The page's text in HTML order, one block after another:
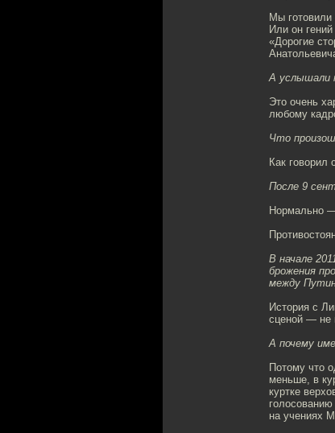
Мы
Или он
«Дорогие
А услышали
Это очень
любому
Что
Как говорил
После 9
Нормально
В начале
брожения
между
История с
сценой — не
А почему
Потому что
меньше, в
куртке
на учениях